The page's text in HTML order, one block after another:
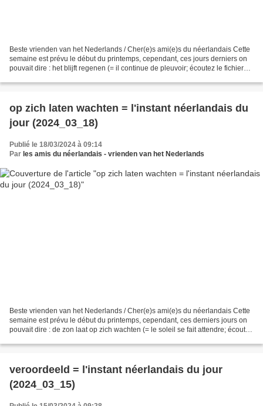
Beste vrienden van het Nederlands / Cher(e)s ami(e)s du néerlandais Cette
semaine est prévu le début du printemps, cependant, ces jours derniers on
pouvait dire : het blijft regenen (= il continue de pleuvoir; écoutez le fichier
op zich laten wachten = l'instant néerlandais du
jour (2024_03_18)
Publié le 18/03/2024 à 09:14
Par les amis du néerlandais - vrienden van het Nederlands
Beste vrienden van het Nederlands / Cher(e)s ami(e)s du néerlandais Cette
semaine est prévu le début du printemps, cependant, ces derniers jours on
pouvait dire : de zon laat op zich wachten (= le soleil se fait attendre; écoutez
veroordeeld = l'instant néerlandais du jour
(2024_03_15)